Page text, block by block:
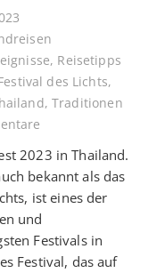
, Reisetipps
des Lichts,
,Traditionen
2023 in Thailand.
bekannt als das
ist eines der
und
Festivals in
Festival, das auf